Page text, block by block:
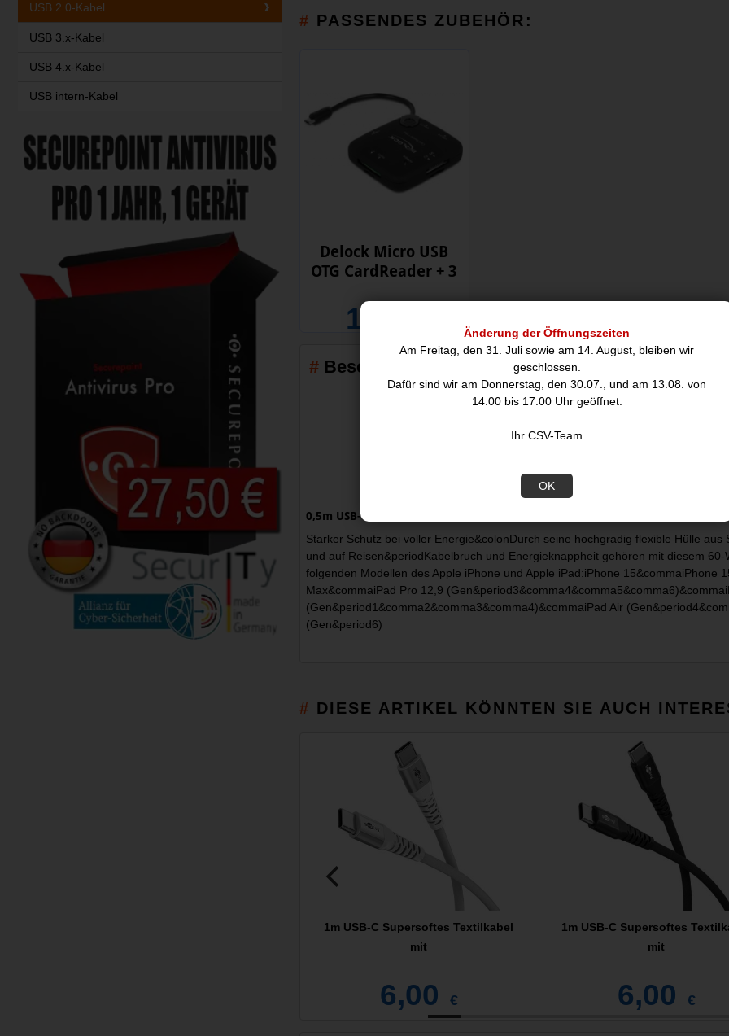
Änderung der Öffnungszeiten
Am Freitag, den 31. Juli sowie am 14. August, bleiben wir
geschlossen.
Dafür sind wir am Donnerstag, den 30.07., und am 13.08. von
14.00 bis 17.00 Uhr geöffnet.
Ihr CSV-Team
OK
PASSENDES ZUBEHÖR:
Delock Micro USB
OTG CardReader + 3
14,00
Beschreibung
0,5m USB-C > USB-A Supersoftes Textilkabel mit Metallsteckern, Laden mit
Starker Schutz bei voller Energie&colonDurch seine hochgradig flexible Hülle
und auf Reisen&periodKabelbruch und Energieknappheit gehören mit diesem
folgenden Modellen des Apple iPhone und Apple iPad:iPhone 15&commaiPhone
Max&commaiPad Pro 12,9
(Gen&period1&comma2&comma3&comma4)&commaiPad Air
(Gen&period6)
DIESE ARTIKEL KÖNNTEN SIE AUCH
1m USB-C Supersoftes Textilkabel
mit
6,00 €
1m USB-C Supersoftes
mit
6,00 €
USB 2.0-Kabel
USB 3.x-Kabel
USB 4.x-Kabel
USB intern-Kabel